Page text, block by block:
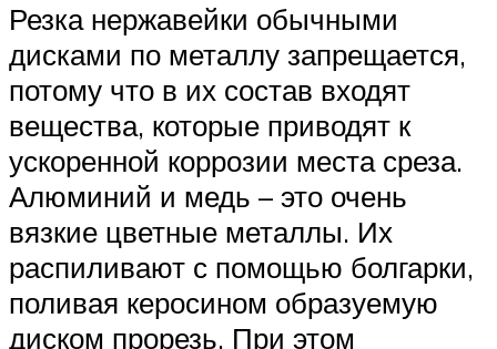
Резка нержавейки обычными
дисками по металлу запрещается,
потому что в их состав входят
вещества, которые приводят к
ускоренной коррозии места среза.
Алюминий и медь – это очень
вязкие цветные металлы. Их
распиливают с помощью болгарки,
поливая керосином образуемую
диском прорезь. При этом